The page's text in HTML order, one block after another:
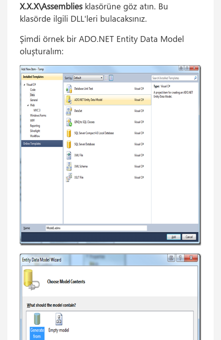
X.X.X\Assembliesklasörüne göz atın. Bu
klasörde ilgili DLL'leri bulacaksınız.
Şimdi örnek bir ADO.NET Entity Data Model
oluşturalım: